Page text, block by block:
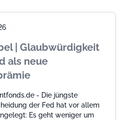
| Glaubwürdigkeit
als neue
- Die jüngste
der Fed hat vor allem
Es geht weniger um